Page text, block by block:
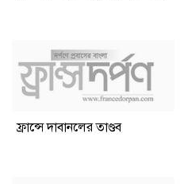
ফ্রান্সে দাবানলের তাণ্ডব